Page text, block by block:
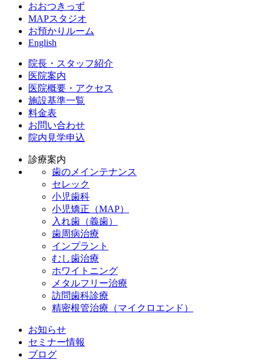
おおつきっず
MAPスタジオ
お預かりルーム
English
院長・スタッフ紹介
医院案内
医院概要・アクセス
施設基準一覧
料金表
お問い合わせ
院内見学申込
診療案内
歯のメインテナンス
セレック
小児歯科
小児矯正（MAP）
入れ歯（義歯）
歯周病治療
インプラント
むし歯治療
ホワイトニング
メタルフリー治療
訪問歯科診療
精密根管治療（マイクロエンド）
お知らせ
セミナー情報
ブログ